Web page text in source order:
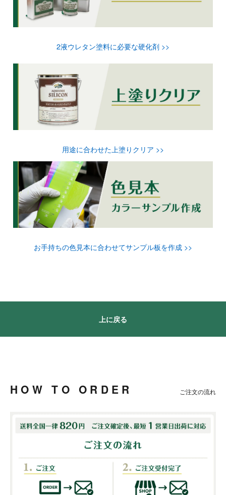
2液ウレタン塗料に必要な硬化剤 >>
用途に合わせた上塗りクリア >>
お手持ちの色見本に合わせてサンプル板を作成 >>
上に戻る
HOW TO ORDER ご注文の流れ